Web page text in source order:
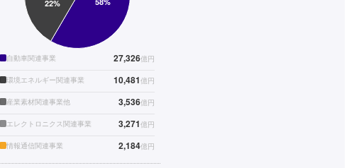
自動車関連事業 27,326億円
環境エネルギー関連事業 10,481億円
産業素材関連事業他 3,536億円
エレクトロニクス関連事業 3,271億円
情報通信関連事業 2,184億円